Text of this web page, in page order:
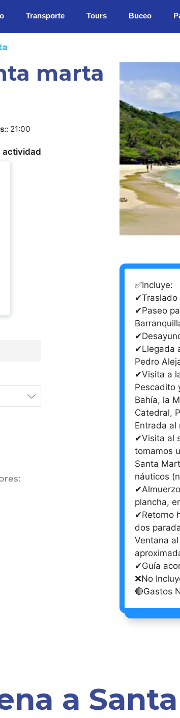
Transporte Tours Buceo
marta
21:00
actividad
✅Incluye:
✔Traslado
✔Paseo
✔Llegada
Pedro
✔Visita a
Pescadito
Bahía, la
Catedral,
Entrada al
✔Visita al
tomamos
Santa
náuticos
plancha,
✔Retorno
dos
Ventana
✔Guía
❌No
🔴Gastos
a